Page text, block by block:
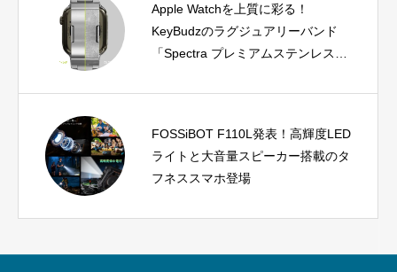
Apple Watchを上質に彩る！
KeyBudzのラグジュアリーバンド
「Spectra プレミアムステンレスバ
FOSSiBOT F110L発表！高輝度LED
ライトと大音量スピーカー搭載のタ
フネススマホ登場